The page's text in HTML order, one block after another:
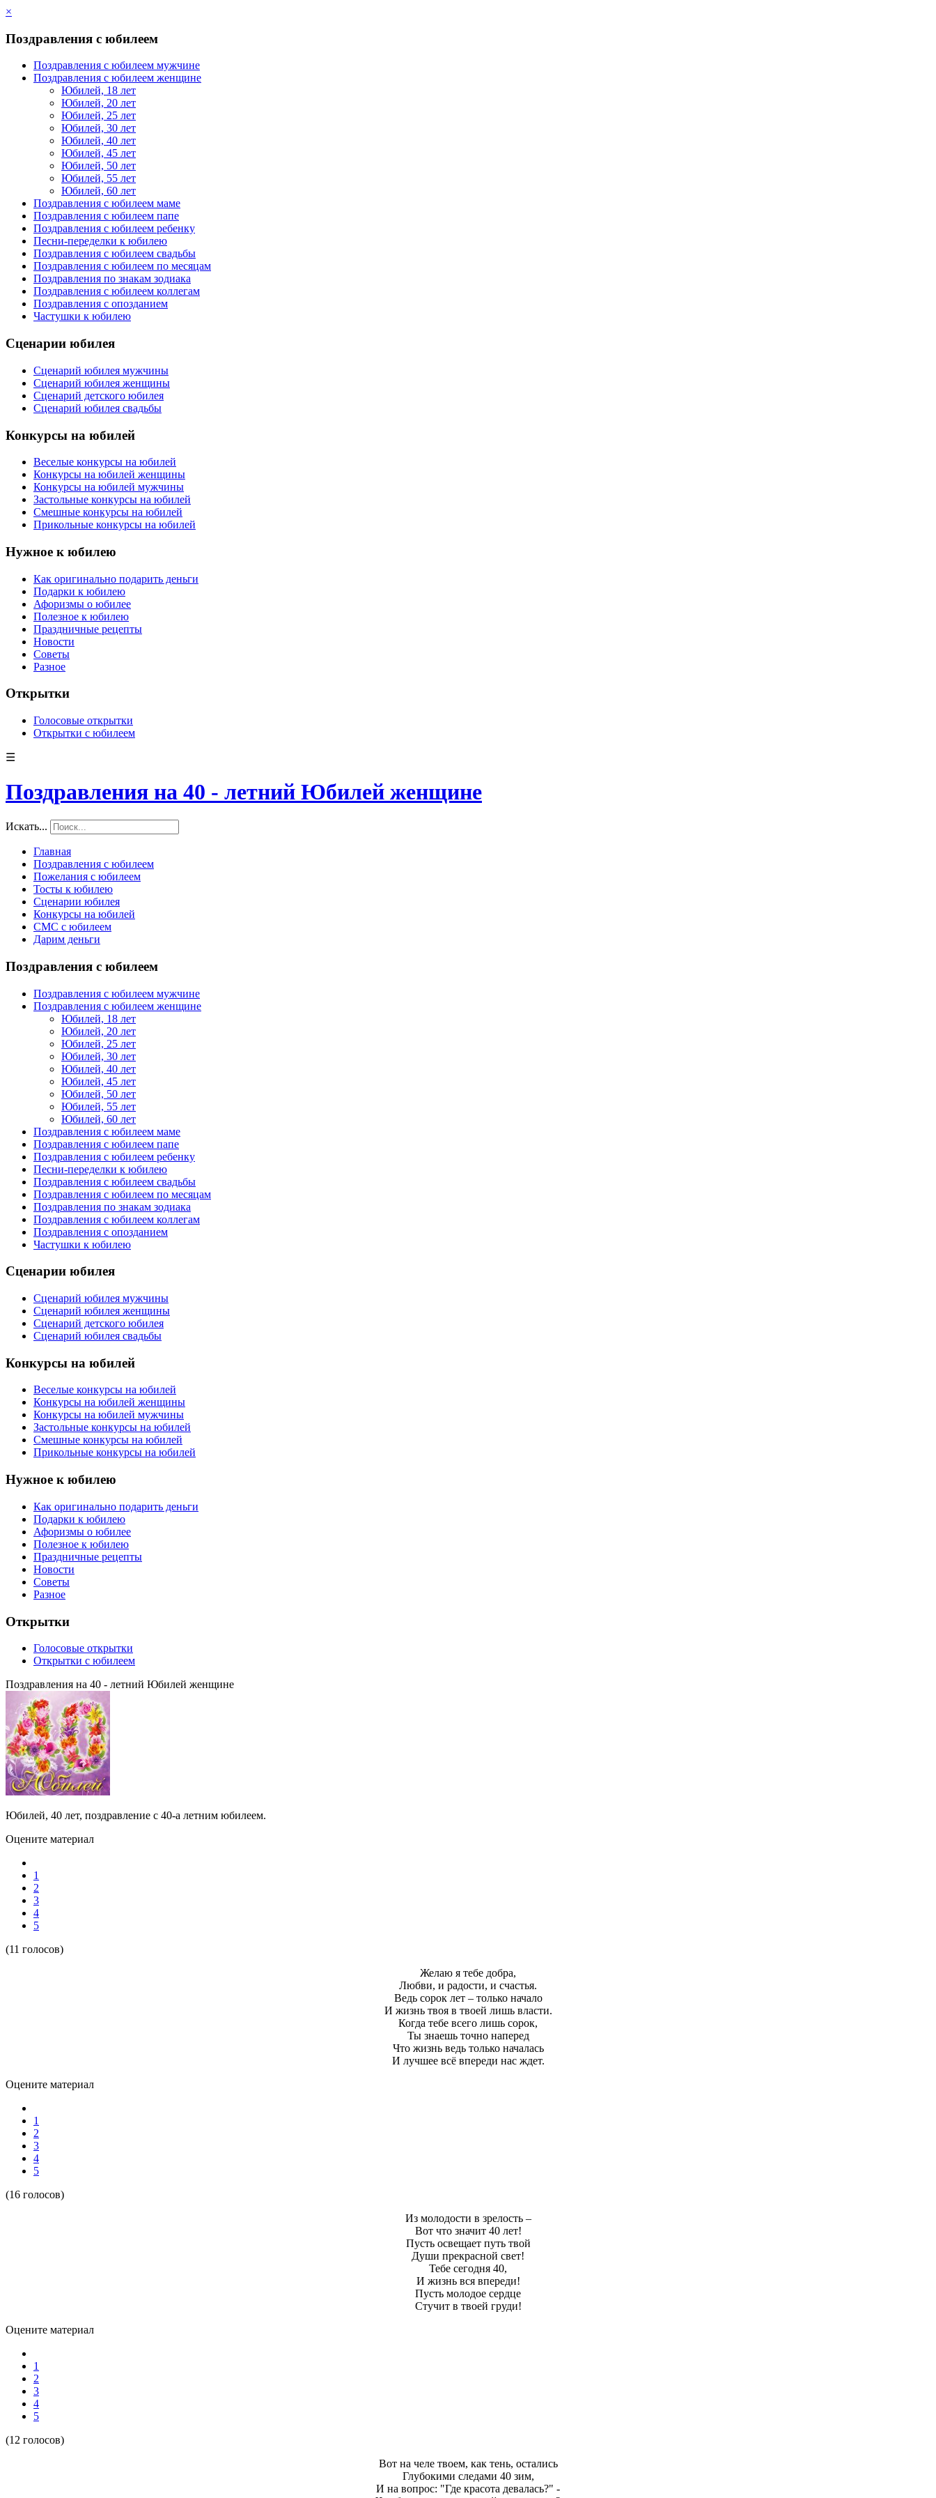
×
Поздравления с юбилеем
Поздравления с юбилеем мужчине
Поздравления с юбилеем женщине
Юбилей, 18 лет
Юбилей, 20 лет
Юбилей, 25 лет
Юбилей, 30 лет
Юбилей, 40 лет
Юбилей, 45 лет
Юбилей, 50 лет
Юбилей, 55 лет
Юбилей, 60 лет
Поздравления с юбилеем маме
Поздравления с юбилеем папе
Поздравления с юбилеем ребенку
Песни-переделки к юбилею
Поздравления с юбилеем свадьбы
Поздравления с юбилеем по месяцам
Поздравления по знакам зодиака
Поздравления с юбилеем коллегам
Поздравления с опозданием
Частушки к юбилею
Сценарии юбилея
Сценарий юбилея мужчины
Сценарий юбилея женщины
Сценарий детского юбилея
Сценарий юбилея свадьбы
Конкурсы на юбилей
Веселые конкурсы на юбилей
Конкурсы на юбилей женщины
Конкурсы на юбилей мужчины
Застольные конкурсы на юбилей
Смешные конкурсы на юбилей
Прикольные конкурсы на юбилей
Нужное к юбилею
Как оригинально подарить деньги
Подарки к юбилею
Афоризмы о юбилее
Полезное к юбилею
Праздничные рецепты
Новости
Советы
Разное
Открытки
Голосовые открытки
Открытки с юбилеем
☰
Поздравления на 40 - летний Юбилей женщине
Искать...
Главная
Поздравления с юбилеем
Пожелания с юбилеем
Тосты к юбилею
Сценарии юбилея
Конкурсы на юбилей
СМС с юбилеем
Дарим деньги
Поздравления с юбилеем
Поздравления с юбилеем мужчине
Поздравления с юбилеем женщине
Юбилей, 18 лет
Юбилей, 20 лет
Юбилей, 25 лет
Юбилей, 30 лет
Юбилей, 40 лет
Юбилей, 45 лет
Юбилей, 50 лет
Юбилей, 55 лет
Юбилей, 60 лет
Поздравления с юбилеем маме
Поздравления с юбилеем папе
Поздравления с юбилеем ребенку
Песни-переделки к юбилею
Поздравления с юбилеем свадьбы
Поздравления с юбилеем по месяцам
Поздравления по знакам зодиака
Поздравления с юбилеем коллегам
Поздравления с опозданием
Частушки к юбилею
Сценарии юбилея
Сценарий юбилея мужчины
Сценарий юбилея женщины
Сценарий детского юбилея
Сценарий юбилея свадьбы
Конкурсы на юбилей
Веселые конкурсы на юбилей
Конкурсы на юбилей женщины
Конкурсы на юбилей мужчины
Застольные конкурсы на юбилей
Смешные конкурсы на юбилей
Прикольные конкурсы на юбилей
Нужное к юбилею
Как оригинально подарить деньги
Подарки к юбилею
Афоризмы о юбилее
Полезное к юбилею
Праздничные рецепты
Новости
Советы
Разное
Открытки
Голосовые открытки
Открытки с юбилеем
Поздравления на 40 - летний Юбилей женщине
Юбилей, 40 лет, поздравление с 40-а летним юбилеем.
Оцените материал
1
2
3
4
5
(11 голосов)
Желаю я тебе добра,
Любви, и радости, и счастья.
Ведь сорок лет – только начало
И жизнь твоя в твоей лишь власти.
Когда тебе всего лишь сорок,
Ты знаешь точно наперед
Что жизнь ведь только началась
И лучшее всё впереди нас ждет.
Оцените материал
1
2
3
4
5
(16 голосов)
Из молодости в зрелость –
Вот что значит 40 лет!
Пусть освещает путь твой
Души прекрасной свет!
Тебе сегодня 40,
И жизнь вся впереди!
Пусть молодое сердце
Стучит в твоей груди!
Оцените материал
1
2
3
4
5
(12 голосов)
Вот на челе твоем, как тень, остались
Глубокими следами 40 зим,
И на вопрос: "Где красота девалась?" -